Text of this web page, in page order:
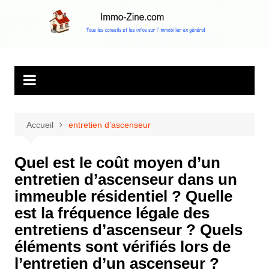
Immo Zine, le
d'information sur
Tous les conseils et les infos sur l'immobilier en général
Accueil entretien d’ascenseur
Quel est le coût moyen d’un
entretien d’ascenseur dans un
immeuble résidentiel ? Quelle
est la fréquence légale des
entretiens d’ascenseur ? Quels
éléments sont vérifiés lors de
l’entretien d’un ascenseur ?